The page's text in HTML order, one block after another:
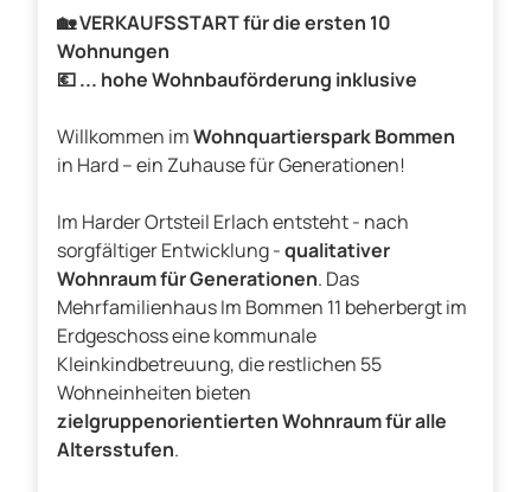
🏡 VERKAUFSSTART für die ersten 10
Wohnungen
💶 ... hohe Wohnbauförderung inklusive
Willkommen imWohnquartierspark Bommen
in Hard – ein Zuhause für Generationen!
Im Harder Ortsteil Erlach entsteht - nach
sorgfältiger Entwicklung -qualitativer
Wohnraum für Generationen. Das
Mehrfamilienhaus Im Bommen 11 beherbergt im
Erdgeschoss eine kommunale
Kleinkindbetreuung, die restlichen 55
Wohneinheiten bieten
zielgruppenorientierten Wohnraum für alle
Altersstufen.